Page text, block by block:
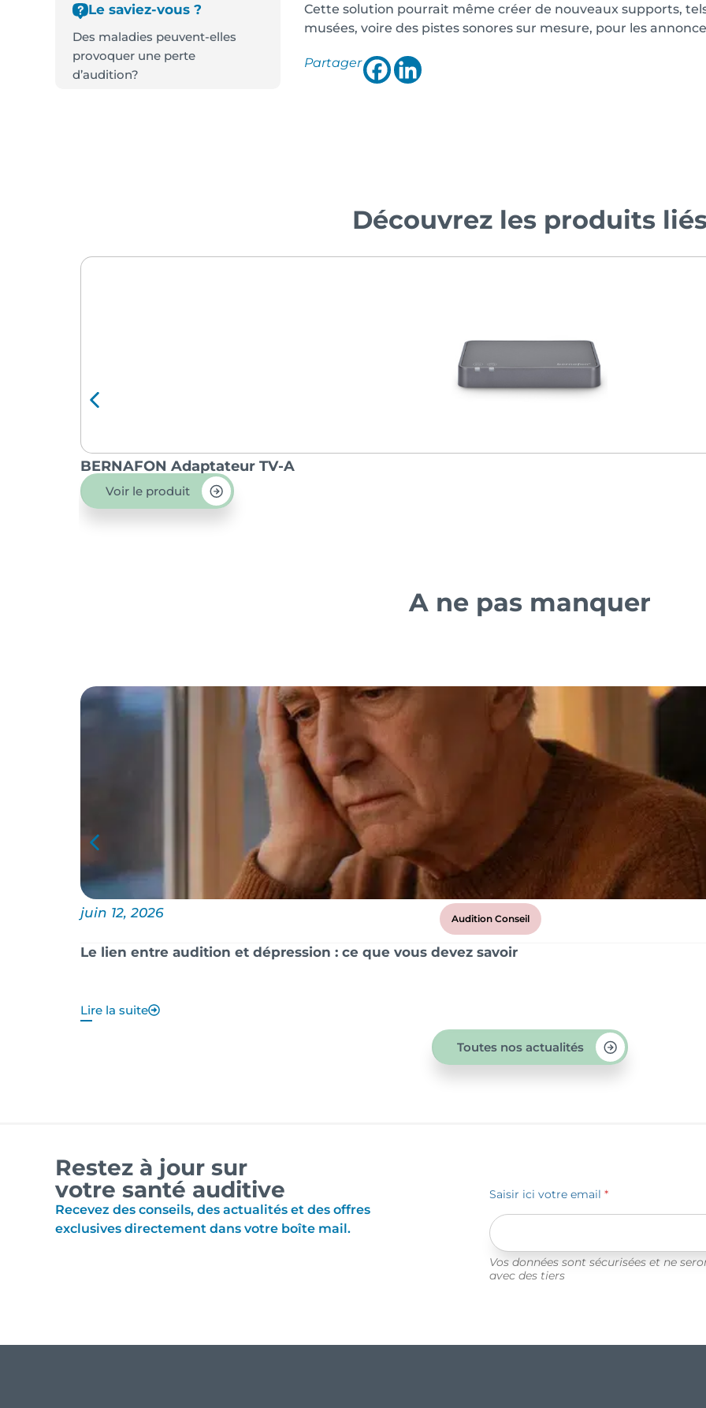
Le saviez-vous ?
Des maladies peuvent-elles
provoquer une perte
d’audition?
Cette solution pourrait même créer de nouveaux supports,
musées, voire des pistes sonores sur mesure, pour les
Partager
Découvrez les produits
BERNAFON Adaptateur TV-A
Voir le produit
A ne pas manquer
juin 12, 2026 Audition Conseil
Le lien entre audition et dépression : ce que vous devez savoir
Lire la suite
Toutes nos actualités
Restez à jour sur
votre santé auditive
Recevez des conseils, des actualités et des offres
exclusives directement dans votre boîte mail.
Saisir ici votre email *
Vos données sont sécurisées et ne
avec des tiers